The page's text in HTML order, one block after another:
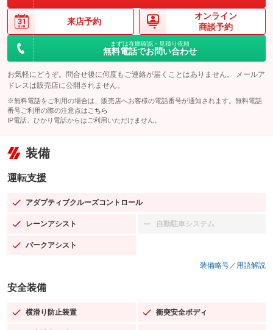
来店予約
オンライン
商談予約
まずは在庫確認・見積り依頼
無料電話でお問い合わせ
お気軽にどうぞ。問合せ後に何度もご連絡が届くことはありません。 メールア
ドレスは販売店に公開されません。
※無料電話をご利用の場合は、販売店へお客様の電話番号が通知されます。無料電話
番号ご利用の際の注意点は こちら
IP電話、ひかり電話からはご利用いただけません。
装備
運転支援
アダプティブクルーズコントロール
：装備あり
レーンアシスト
：装備あり 自動駐車システム
：装備なし
パークアシスト
：装備あり
装備略号／用語解説
安全装備
横滑り防止装置
：装備あり 衝突安全ボディ
：装備あり